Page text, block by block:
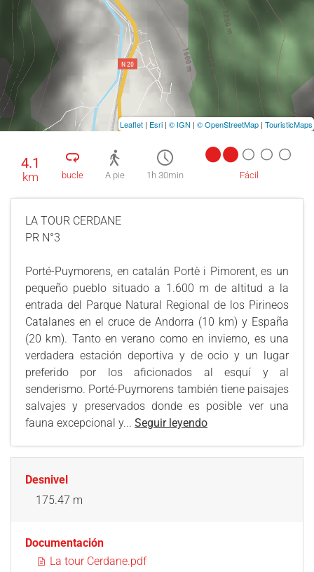
4.1
km bucle A pie 1h 30min Fácil
LA TOUR CERDANE
PR N°3
Porté-Puymorens, en catalán Portè i Pimorent, es un
pequeño pueblo situado a 1.600 m de altitud a la
entrada del Parque Natural Regional de los Pirineos
Catalanes en el cruce de Andorra (10 km) y España
(20 km). Tanto en verano como en invierno, es una
verdadera estación deportiva y de ocio y un lugar
preferido por los aficionados al esquí y al
senderismo. Porté-Puymorens también tiene paisajes
salvajes y preservados donde es posible ver una
fauna excepcional y... Seguir leyendo
Desnivel
175.47 m
Documentación
La tour Cerdane.pdf
Leaflet | Esri | © IGN | © OpenStreetMap | TouristicMaps